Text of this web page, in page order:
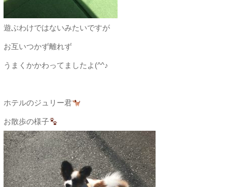
遊ぶわけではないみたいですが
お互いつかず離れず
うまくかかわってましたよ(^^♪
ホテルのジュリー君
お散歩の様子